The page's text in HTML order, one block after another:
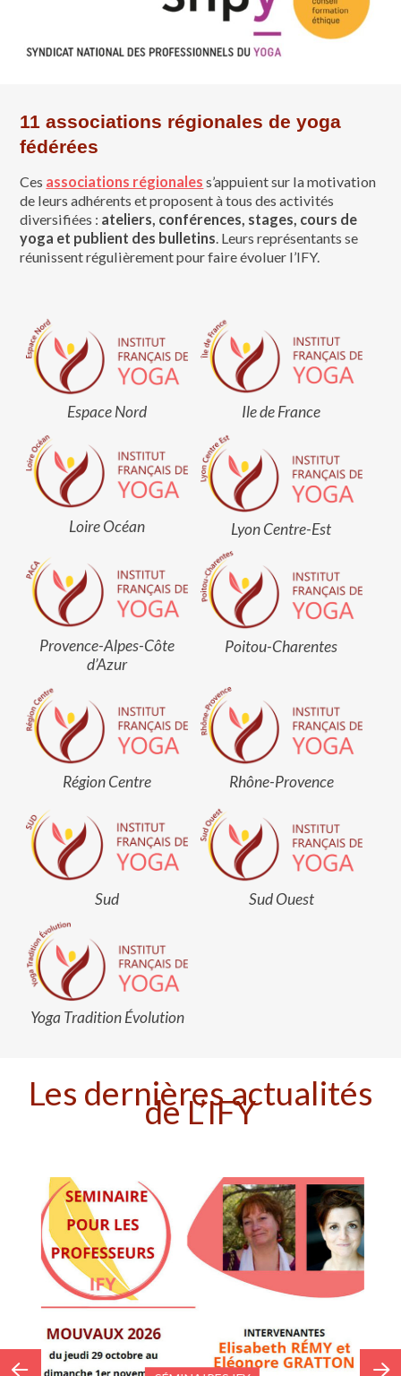
11 associations régionales de yoga
fédérées
Ces associations régionales s’appuient sur la motivation
de leurs adhérents et proposent à tous des activités
diversifiées : ateliers, conférences, stages, cours de
yoga et publient des bulletins . Leurs représentants se
réunissent régulièrement pour faire évoluer l’IFY.
Espace Nord Ile de France
Loire Océan Lyon Centre-Est
Provence-Alpes-Côte
d’Azur
Poitou-Charentes
Région Centre Rhône-Provence
Sud Sud Ouest
Yoga Tradition Évolution
Les dernières actualités
de L’IFY